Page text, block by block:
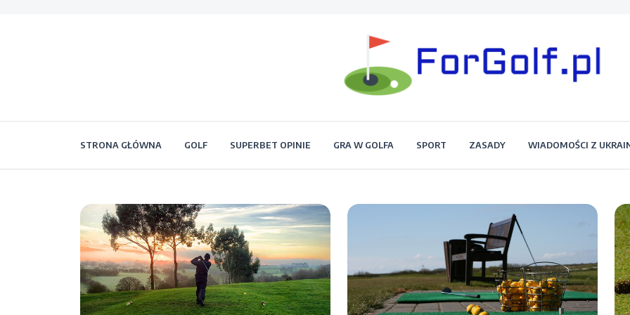
Forgolf.pl
STRONA GŁÓWNA GOLF SUPERBET OPINIE GRA W GOLFA SPORT ZASADY WIADOMOŚCI Z